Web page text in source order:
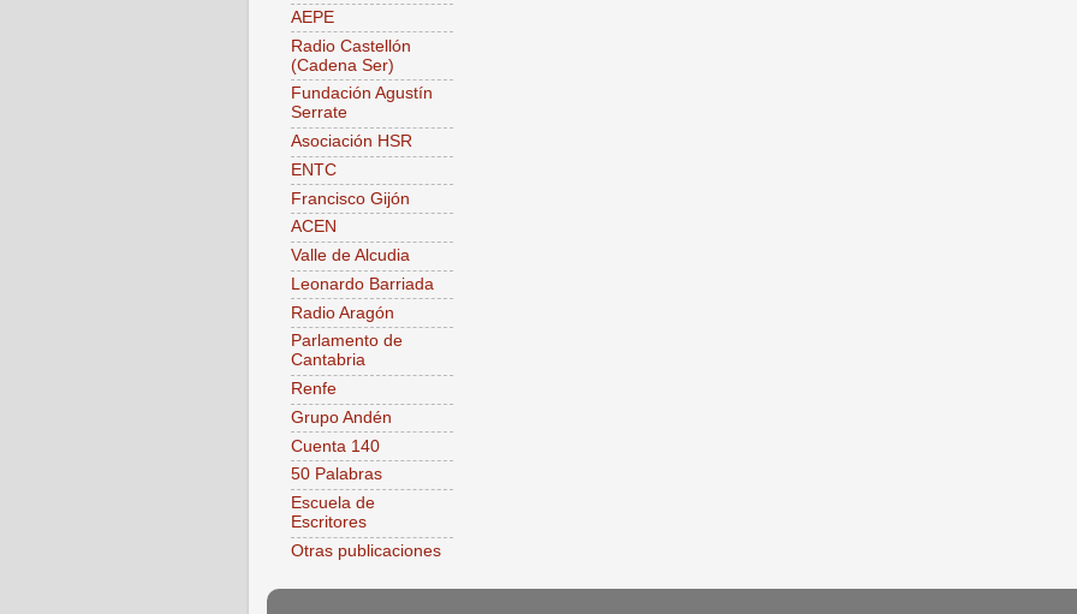
AEPE
Radio Castellón
(Cadena Ser)
Fundación Agustín
Serrate
Asociación HSR
ENTC
Francisco Gijón
ACEN
Valle de Alcudia
Leonardo Barriada
Radio Aragón
Parlamento de
Cantabria
Renfe
Grupo Andén
Cuenta 140
50 Palabras
Escuela de
Escritores
Otras publicaciones